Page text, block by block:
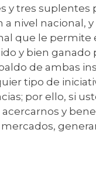
y tres suplentes
a nivel
que le
y bien
de ambas
tipo de
por ello, si
acercarnos y